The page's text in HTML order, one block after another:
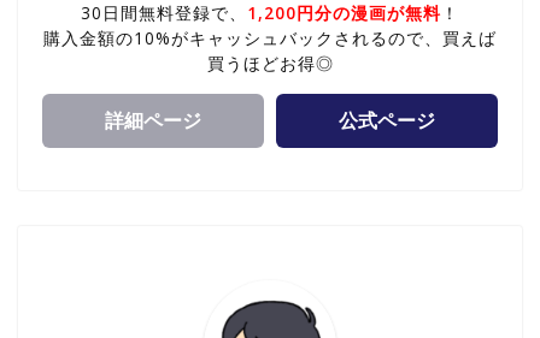
30日間無料登録で、 1,200円分の漫画が無料 ！
購入金額の10%がキャッシュバックされるので、買えば
買うほどお得◎
詳細ページ 公式ページ